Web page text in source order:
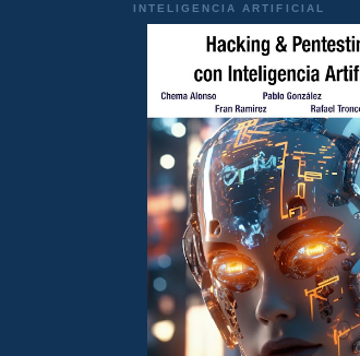
INTELIGENCIA ARTIFICIAL